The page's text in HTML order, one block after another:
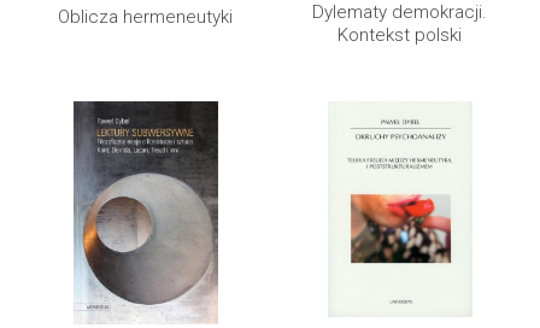
Oblicza hermeneutyki
Dylematy demokracji.
Kontekst polski